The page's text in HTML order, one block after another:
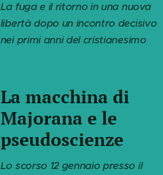
La fuga e il ritorno in una nuova
libertà dopo un incontro decisivo
nei primi anni del cristianesimo
La macchina di
Majorana e le
pseudoscienze
Lo scorso 12 gennaio presso il